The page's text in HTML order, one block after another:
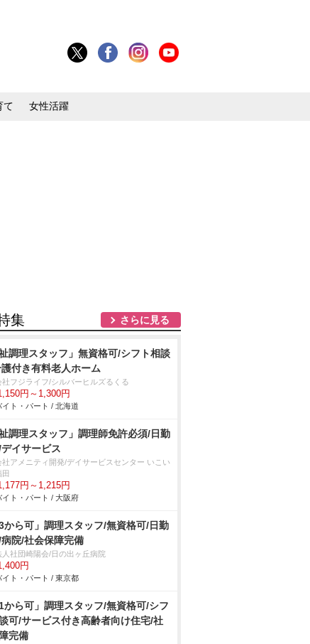
て 女性活躍
集 さらに見る
祉調理スタッフ」無資格可/シフト相談
付き有料老人ホーム
社フジライフ/シルバーヒルズるくる
円～1,300円
イト・パート / 北海道
祉調理スタッフ」調理師免許必須/日勤
イサービス
社アメニティ開発/デイサービスセンター いこい
円～1,215円
イト・パート / 大阪府
3から可」調理スタッフ/無資格可/日勤
院/社会保障完備
人社団崎陽会/日の出ヶ丘病院
円
イト・パート / 東京都
1から可」調理スタッフ/無資格可/シフ
可/サービス付き高齢者向け住宅/社
完備